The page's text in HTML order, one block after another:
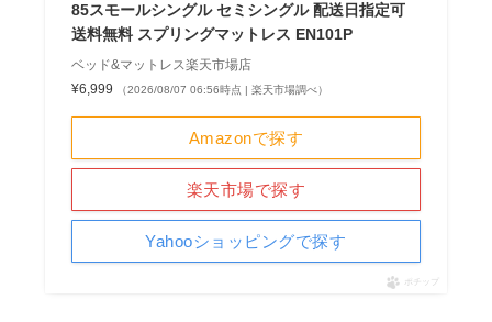
85スモールシングル セミシングル 配送日指定可
送料無料 スプリングマットレス EN101P
ベッド&マットレス楽天市場店
¥6,999
（2026/08/07 06:56時点 | 楽天市場調べ）
Amazonで探す
楽天市場で探す
Yahooショッピングで探す
ポチップ